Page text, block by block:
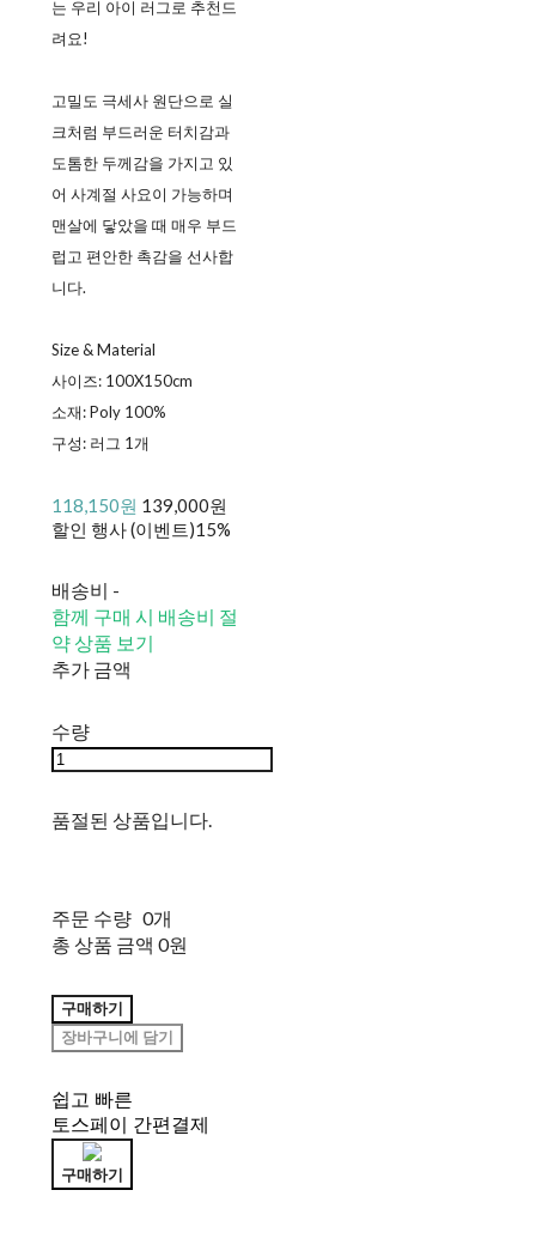
는 우리 아이 러그로 추천드
려요!
고밀도 극세사 원단으로 실
크처럼 부드러운 터치감과
도톰한 두께감을 가지고 있
어 사계절 사요이 가능하며
맨살에 닿았을 때 매우 부드
럽고 편안한 촉감을 선사합
니다.
Size & Material
사이즈: 100X150cm
소재: Poly 100%
구성: 러그 1개
118,150원 139,000원
할인 행사 (이벤트)15%
배송비 -
함께 구매 시 배송비 절
약 상품 보기
추가 금액
수량
품절된 상품입니다.
주문 수량 0개
총 상품 금액 0원
구매하기
장바구니에 담기
쉽고 빠른
토스페이 간편결제
구매하기